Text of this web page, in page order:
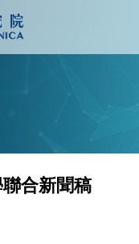
合新聞稿